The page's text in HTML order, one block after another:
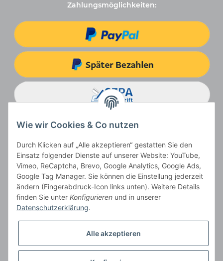
Zahlungsmöglichkeiten:
Vertrag widerrufen
Wie wir Cookies & Co nutzen
Durch Klicken auf „Alle akzeptieren“ gestatten Sie den
Einsatz folgender Dienste auf unserer Website: YouTube,
Vimeo, ReCaptcha, Brevo, Google Analytics, Google Ads,
Google Tag Manager. Sie können die Einstellung jederzeit
ändern (Fingerabdruck-Icon links unten). Weitere Details
finden Sie unter Konfigurieren und in unserer
Datenschutzerklärung.
Alle akzeptieren